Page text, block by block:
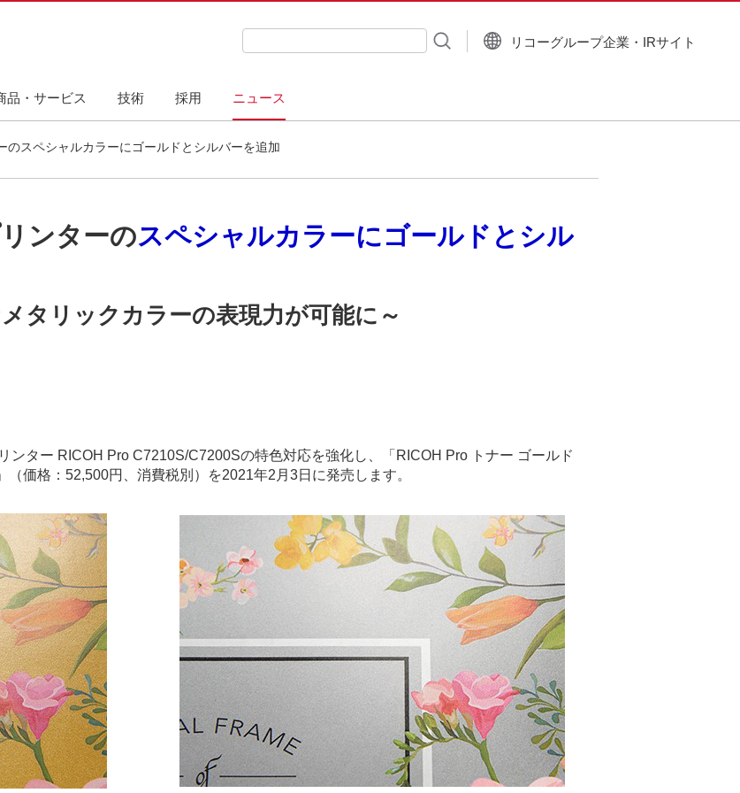
品・サービス 技術 採用 ニュース
検索キーワード入力
リコーグループ企業・IRサイト
のスペシャルカラーにゴールドとシルバーを追加
ンターのスペシャルカラーにゴールドとシル
タリックカラーの表現力が可能に～
ンター RICOH Pro C7210S/C7200Sの特色対応を強化し、「RICOH Pro トナー ゴールド
価格：52,500円、消費税別）を2021年2月3日に発売します。